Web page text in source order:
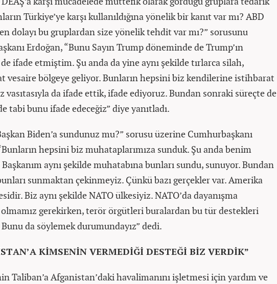
Türkiye’ye karşı kullanıldığına yönelik bir kanıt var mı? ABD
dolayı bu gruplardan size yönelik tehdit var mı?” sorusunu
Erdoğan, “Bunu Sayın Trump döneminde de Trump’ın
ifade etmiştim. Şu anda da yine aynı şekilde tırlarca silah,
vesaire bölgeye geliyor. Bunların hepsini biz kendilerine istihbarat
vasıtasıyla da ifade ettik, ifade ediyoruz. Bundan sonraki süreçte de
tabi bunu ifade edeceğiz” diye yanıtladı.
Biden’a sundunuz mu?” sorusu üzerine Cumhurbaşkanı
hepsini biz muhataplarımıza sunduk. Şu anda benim
aynı şekilde muhatabına bunları sundu, sunuyor. Bundan
sunmaktan çekinmeyiz. Çünkü bazı gerçekler var. Amerika
Biz aynı şekilde NATO ülkesiyiz. NATO’da dayanışma
gerekirken, terör örgütleri buralardan bu tür destekleri
da söylemek durumundayız” dedi.
KİMSENİN VERMEDİĞİ DESTEĞİ BİZ VERDİK”
Taliban’a Afganistan’daki havalimanını işletmesi için yardım ve